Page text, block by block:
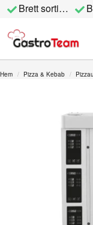
Brett sortiment
Hem Pizza & Kebab